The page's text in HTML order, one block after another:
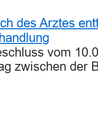
des Arztes
vom
zwischen der